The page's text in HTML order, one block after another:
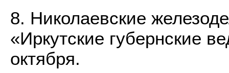
8. Николаевские
«Иркутские губернские
октября.